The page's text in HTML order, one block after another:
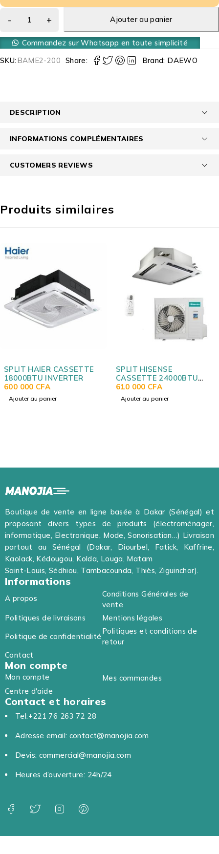
Ajouter au panier
Commandez sur Whatsapp en toute simplicité
SKU:BAME2-200 Share: Brand: DAEWO
DESCRIPTION
INFORMATIONS COMPLÉMENTAIRES
CUSTOMERS REVIEWS
Produits similaires
SPLIT HAIER CASSETTE
18000BTU INVERTER
600 000 CFA
Ajouter au panier
SPLIT HISENSE
CASSETTE 24000BTU
R410A SANS LIAISON
610 000 CFA
Ajouter au panier
Boutique de vente en ligne basée à Dakar (Sénégal) et
proposant divers types de produits (électroménager,
informatique, Electronique, Mode, Sonorisation…) Livraison
partout au Sénégal (Dakar, Diourbel, Fatick, Kaffrine,
Kaolack, Kédougou, Kolda, Louga, Matam
Saint-Louis, Sédhiou, Tambacounda, Thiès, Ziguinchor).
Informations
A propos
Conditions Générales de
vente
Politiques de livraisons
Mentions légales
Politique de confidentialité
Politiques et conditions de
retour
Contact
Mon compte
Mon compte
Mes commandes
Centre d'aide
Contact et horaires
Tel:+221 76 263 72 28
Adresse email: contact@manojia.com
Devis: commercial@manojia.com
Heures d’ouverture: 24h/24